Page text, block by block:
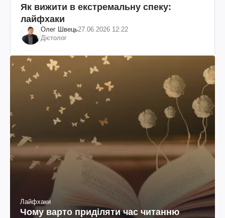
Як вижити в екстремальну спеку:
лайфхаки
Олег Швець27.06.2026 12:22
Дієтолог
Лайфхаки
Чому варто приділяти час читанню